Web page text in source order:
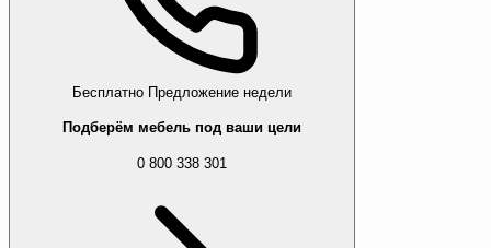
Бесплатно Предложение недели
Подберём мебель под ваши цели
0 800 338 301